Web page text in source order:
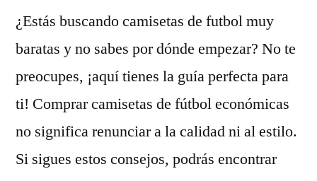
¿Estás buscando camisetas de futbol muy
baratas y no sabes por dónde empezar? No te
preocupes, ¡aquí tienes la guía perfecta para
ti! Comprar camisetas de fútbol económicas
no significa renunciar a la calidad ni al estilo.
Si sigues estos consejos, podrás encontrar